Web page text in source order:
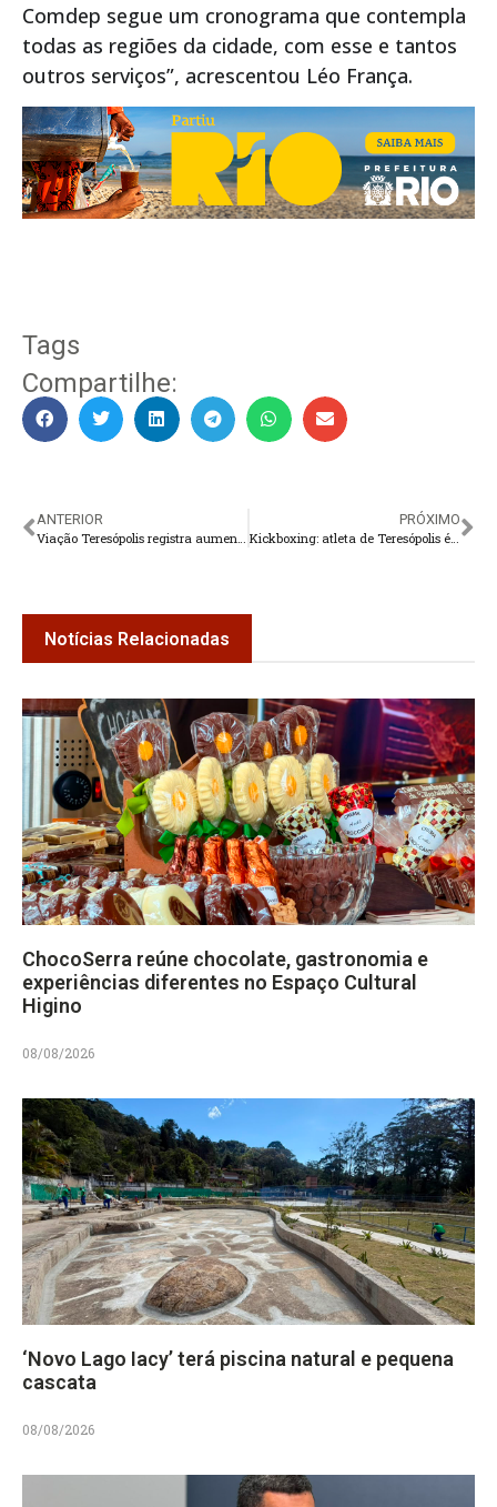
Comdep segue um cronograma que contempla
todas as regiões da cidade, com esse e tantos
outros serviços”, acrescentou Léo França.
Tags
Compartilhe:
ANTERIOR
PRÓXIMO
Notícias Relacionadas
ChocoSerra reúne chocolate, gastronomia e
experiências diferentes no Espaço Cultural
Higino
08/08/2026
‘Novo Lago Iacy’ terá piscina natural e pequena
cascata
08/08/2026